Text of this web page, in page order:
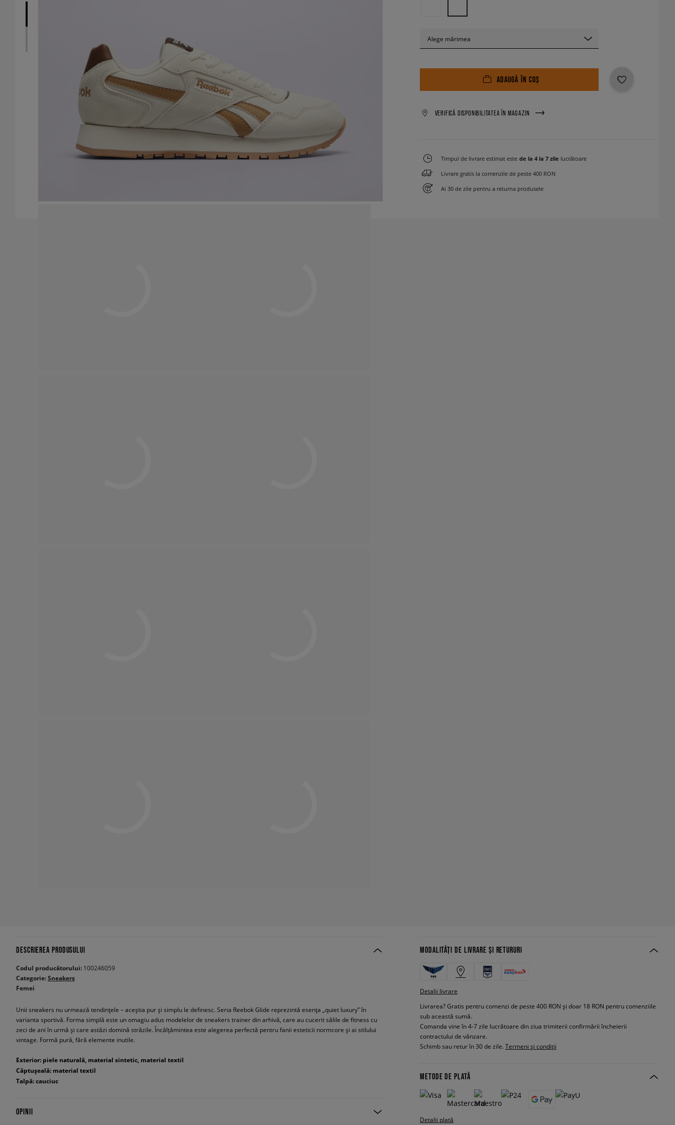
Alege mărimea
ADAUGĂ ÎN COȘ
VERIFICĂ DISPONIBILITATEA ÎN MAGAZIN
Timpul de livrare estimat este de la 4 la 7 zile lucrătoare
Livrare gratis la comenzile de peste 400 RON
Ai 30 de zile pentru a returna produsele
DESCRIEREA PRODUSULUI
Codul producătorului: 100246059
Categorie:Sneakers
Femei
Unii sneakers nu urmează tendințele – aceștia pur și simplu le definesc. Seria Reebok Glide reprezintă esența „quiet luxury” în
varianta sportivă. Forma simplă este un omagiu adus modelelor de sneakers trainer din arhivă, care au cucerit sălile de fitness cu
zeci de ani în urmă și care astăzi domină străzile. Încălțămintea este alegerea perfectă pentru fanii esteticii normcore și ai stilului
vintage. Formă pură, fără elemente inutile.
Exterior: piele naturală, material sintetic, material textil
Căptușeală: material textil
Talpă: cauciuc
OPINII
MODALITĂȚI DE LIVRARE ȘI RETURURI
Detalii livrare
Livrarea? Gratis pentru comenzi de peste 400 RON și doar 18 RON pentru comenziile
sub această sumă.
Comanda vine în 4-7 zile lucrătoare din ziua trimiterii confirmării încheierii
contractului de vânzare.
Schimb sau retur în 30 de zile. Termeni și condiții
METODE DE PLATĂ
Detalii plată